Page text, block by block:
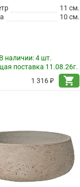
11 см.
10 см.
наличии:4 шт.
поставка 11.08.26г.
1 316 ₽
shopping_cart